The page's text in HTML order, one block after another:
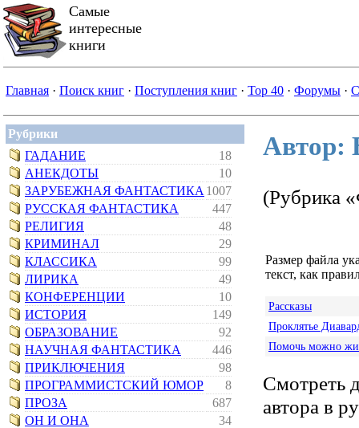
Самые
интересные
книги
Главная · Поиск книг · Поступления книг · Top 40 · Форумы ·
Рубрики
ГАДАНИЕ
18
АНЕКДОТЫ
10
ЗАРУБЕЖНАЯ ФАНТАСТИКА 1007
РУССКАЯ ФАНТАСТИКА
447
РЕЛИГИЯ
48
КРИМИНАЛ
29
КЛАССИКА
99
ЛИРИКА
49
КОНФЕРЕНЦИИ
10
ИСТОРИЯ
149
ОБРАЗОВАНИЕ
92
НАУЧНАЯ ФАНТАСТИКА
446
ПРИКЛЮЧЕНИЯ
98
ПРОГРАММИСТСКИЙ ЮМОР
8
ПРОЗА
687
ОН И ОНА
34
Автор:
(Рубрика
Размер файла
текст, как
Рассказы
Проклятье
Помочь можно
Смотреть
автора в